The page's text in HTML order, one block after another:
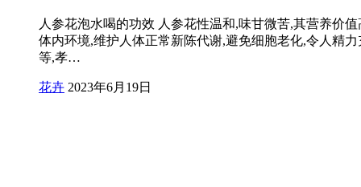
人参花泡水喝的功效 人参花性温和,味甘微苦,其营养价
体内环境,维护人体正常新陈代谢,避免细胞老化,令人精
等,孝…
花卉 2023年6月19日